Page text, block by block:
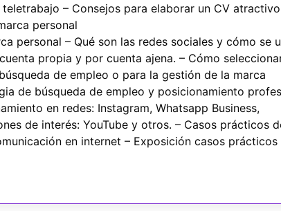
– Consejos para elaborar un CV
personal
personal – Qué son las redes sociales y cómo se
propia y por cuenta ajena. – Cómo
de empleo o para la gestión de la marca
de búsqueda de empleo y posicionamiento
en redes: Instagram, Whatsapp Business,
de interés: YouTube y otros. – Casos prácticos
en internet – Exposición casos